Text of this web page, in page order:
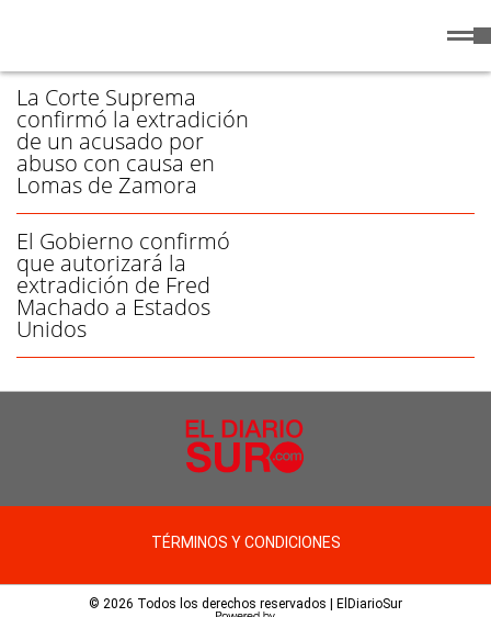
La Corte Suprema
confirmó la extradición
de un acusado por
abuso con causa en
Lomas de Zamora
El Gobierno confirmó
que autorizará la
extradición de Fred
Machado a Estados
Unidos
TÉRMINOS Y CONDICIONES
© 2026 Todos los derechos reservados | ElDiarioSur